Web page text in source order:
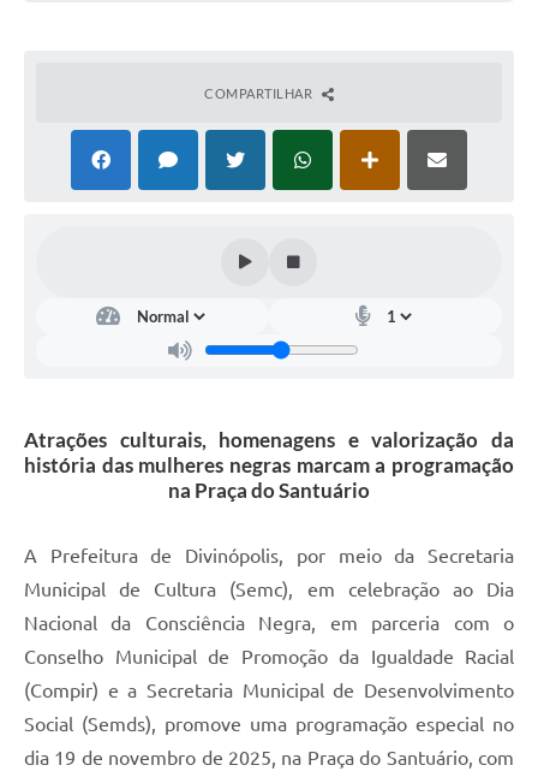
COMPARTILHAR
Atrações culturais, homenagens e valorização da
história das mulheres negras marcam a programação
na Praça do Santuário
A Prefeitura de Divinópolis, por meio da Secretaria
Municipal de Cultura (Semc), em celebração ao Dia
Nacional da Consciência Negra, em parceria com o
Conselho Municipal de Promoção da Igualdade Racial
(Compir) e a Secretaria Municipal de Desenvolvimento
Social (Semds), promove uma programação especial no
dia 19 de novembro de 2025, na Praça do Santuário, com